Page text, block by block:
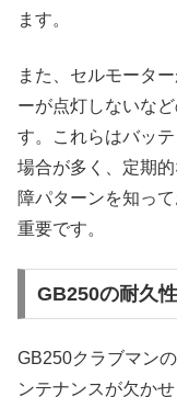
ます。
また、セルモータ
ーが点灯しないな
す。これらはバッ
場合が多く、定期
障パターンを知っ
重要です。
GB250の耐久
GB250クラブマン
ンテナンスが欠か